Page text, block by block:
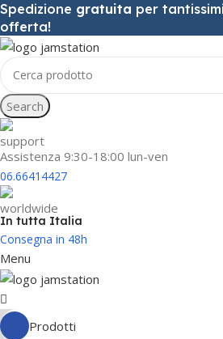
Spedizione gratuita per
offerta!
Search
Assistenza 9:30-18:00 lun-ven
06.66414427
In tutta Italia
Consegna in 48h
Menu
Prodotti